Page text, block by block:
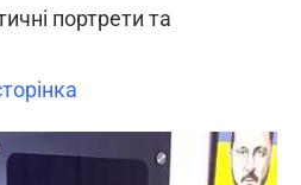
портрети та